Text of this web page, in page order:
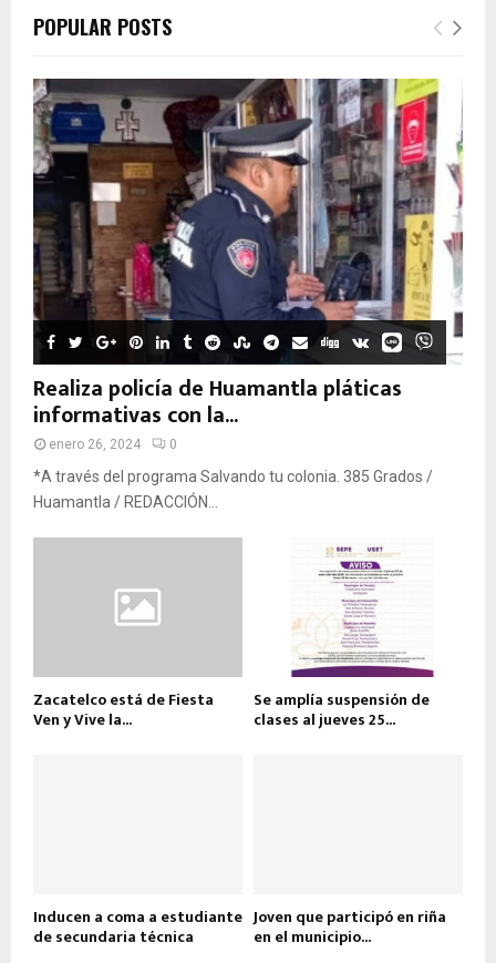
POPULAR POSTS
Realiza policía de Huamantla pláticas
informativas con la...
enero 26, 2024 0
*A través del programa Salvando tu colonia. 385 Grados /
Huamantla / REDACCIÓN...
Zacatelco está de Fiesta
Ven y Vive la...
Se amplía suspensión de
clases al jueves 25...
Inducen a coma a estudiante
de secundaria técnica
Joven que participó en riña
en el municipio...